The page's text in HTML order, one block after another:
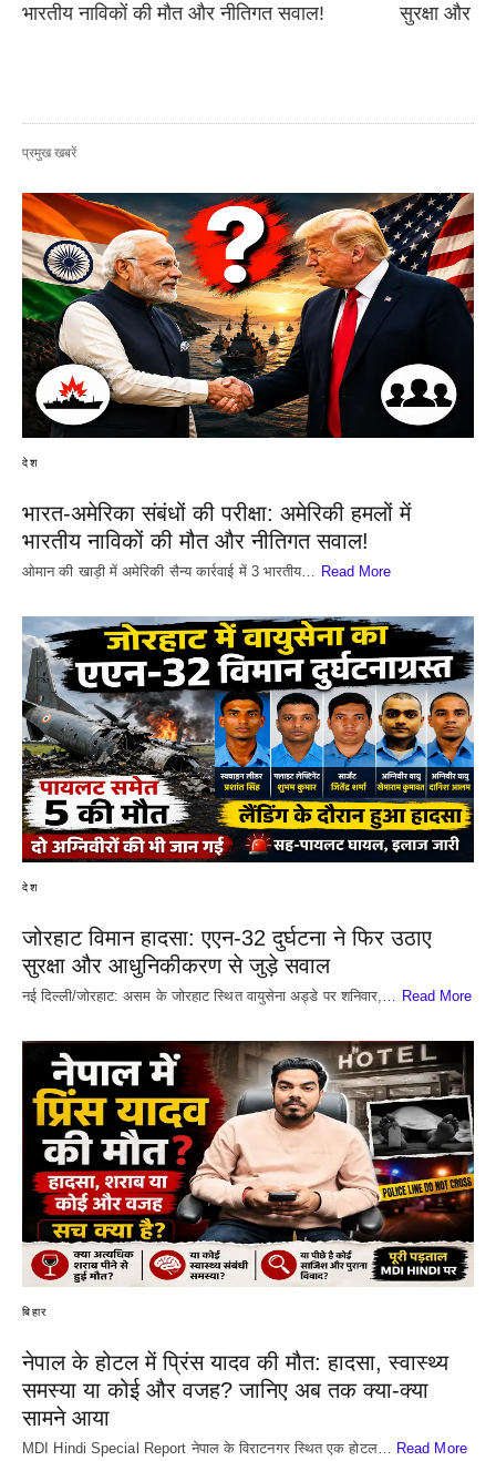
भारतीय नाविकों की मौत और नीतिगत सवाल!
सुरक्षा और
प्रमुख खबरें
देश
भारत-अमेरिका संबंधों की परीक्षा: अमेरिकी हमलों में
भारतीय नाविकों की मौत और नीतिगत सवाल!
​ओमान की खाड़ी में अमेरिकी सैन्य कार्रवाई में 3 भारतीय… Read More
देश
जोरहाट विमान हादसा: एएन-32 दुर्घटना ने फिर उठाए
सुरक्षा और आधुनिकीकरण से जुड़े सवाल
नई दिल्ली/जोरहाट: असम के जोरहाट स्थित वायुसेना अड्डे पर शनिवार,… Read More
बिहार
नेपाल के होटल में प्रिंस यादव की मौत: हादसा, स्वास्थ्य
समस्या या कोई और वजह? जानिए अब तक क्या-क्या
सामने आया
MDI Hindi Special Report नेपाल के विराटनगर स्थित एक होटल… Read More